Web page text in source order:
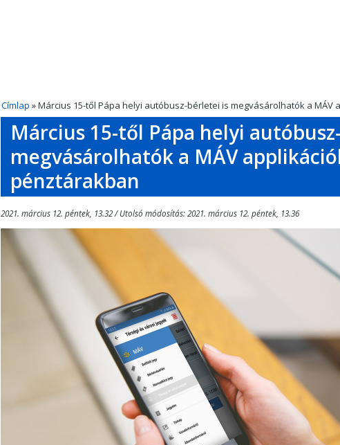
Címlap » Március 15-től Pápa helyi autóbusz-bérletei is megvásárolhatók a
Március 15-től Pápa helyi
megvásárolhatók a MÁV
pénztárakban
2021. március 12. péntek, 13.32 / Utolsó módosítás: 2021. március 12. péntek, 13.36